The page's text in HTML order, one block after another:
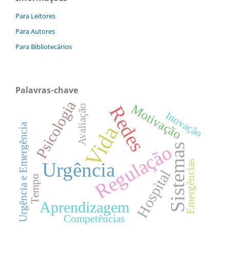
Para Leitores
Para Autores
Para Bibliotecários
Palavras-chave
Vida
Regulação
Urgência
Redes
Sistemas
Hospital
Aprendizagem
Psicologia Motivação
Inovação
Avaliação
Competências
Tempo
Urgência e Emergência Emergências